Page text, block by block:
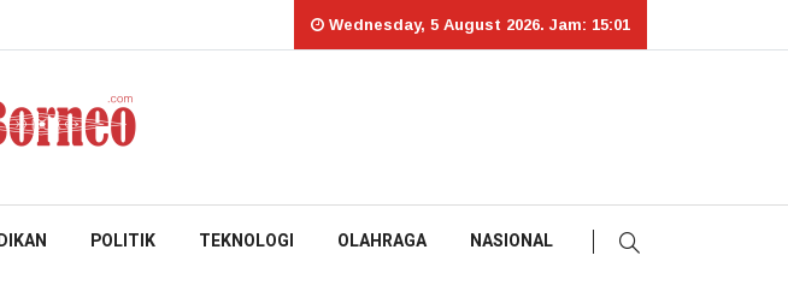
Wednesday, 5 August 2026. Jam: 15:01
POLITIK TEKNOLOGI OLAHRAGA NASIONAL